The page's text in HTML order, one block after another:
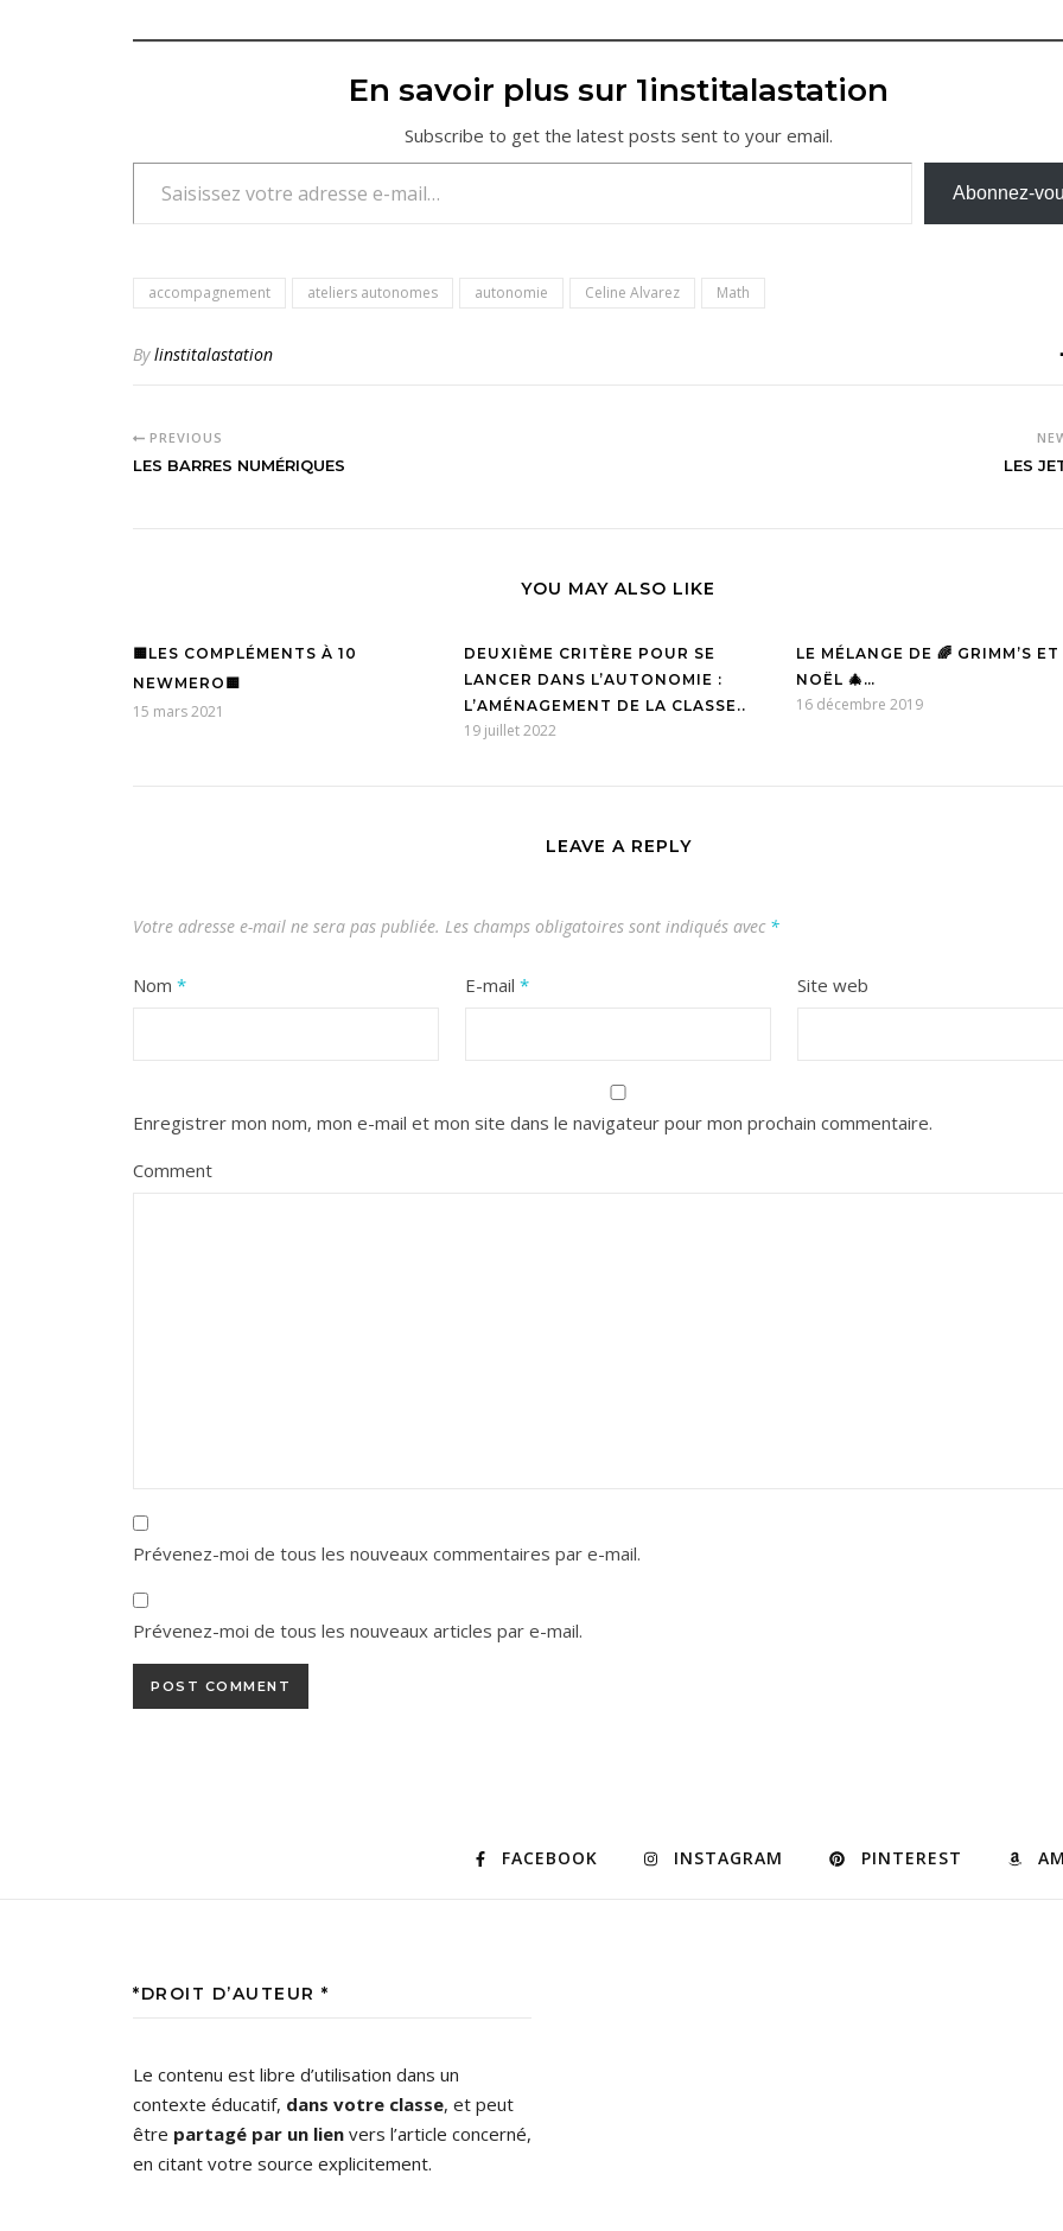
En savoir plus sur 1institalastation
Subscribe to get the latest posts sent to your email.
Saisissez votre adresse e-mail…
Abonnez-
accompagnement ateliers autonomes autonomie Celine Alvarez Math
Bylinstitalastation
PREVIOUS
LES BARRES NUMÉRIQUES LES
YOU MAY ALSO LIKE
🟨LES COMPLÉMENTS À 10
NEWMERO🟨
15 mars 2021
DEUXIÈME CRITÈRE POUR SE
LANCER DANS L’AUTONOMIE :
L’AMÉNAGEMENT DE LA CLASSE..
19 juillet 2022
LE MÉLANGE DE 🌈 GRIMM’S ET
NOËL 🎄…
16 décembre 2019
LEAVE A REPLY
Votre adresse e-mail ne sera pas publiée. Les champs obligatoires sont indiqués avec *
Nom * E-mail * Site web
Enregistrer mon nom, mon e-mail et mon site dans le navigateur pour mon prochain commentaire.
Comment
Prévenez-moi de tous les nouveaux commentaires par e-mail.
Prévenez-moi de tous les nouveaux articles par e-mail.
FACEBOOK INSTAGRAM PINTEREST
*DROIT D’AUTEUR *
Le contenu est libre d’utilisation dans un
contexte éducatif, dans votre classe, et peut
être partagé par un lien vers l’article concerné,
en citant votre source explicitement.